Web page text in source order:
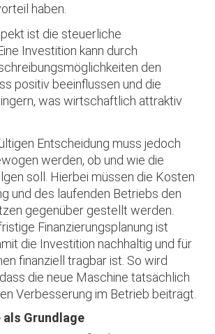
haben.
ist die steuerliche
Investition kann durch
den
positiv beeinflussen und die
was wirtschaftlich attraktiv
Entscheidung muss jedoch
werden, ob und wie die
soll. Hierbei müssen die Kosten
und des laufenden Betriebs den
gegenüber gestellt werden.
Finanzierungsplanung ist
die Investition nachhaltig und für
finanziell tragbar ist. So wird
die neue Maschine tatsächlich
Verbesserung im Betrieb beiträgt.
Grundlage